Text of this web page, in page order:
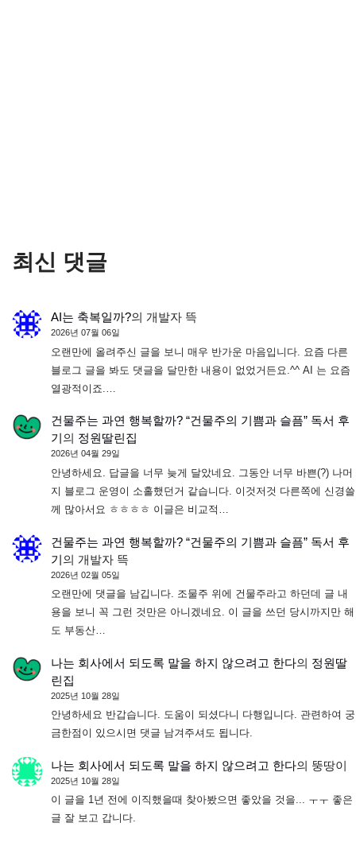
최신 댓글
AI는 축복일까?의 개발자 뜩
2026년 07월 06일
오랜만에 올려주신 글을 보니 매우 반가운 마음입니다. 요즘 다른
블로그 글을 봐도 댓글을 달만한 내용이 없었거든요.^^ AI 는 요즘
열광적이죠.…
건물주는 과연 행복할까? “건물주의 기쁨과 슬픔” 독서 후
기 의 정원딸린집
2026년 04월 29일
안녕하세요. 답글을 너무 늦게 달았네요. 그동안 너무 바쁜(?) 나머
지 블로그 운영이 소홀했던거 같습니다. 이것저것 다른쪽에 신경쓸
께 많아서요 ㅎㅎㅎㅎ 이글은 비교적…
건물주는 과연 행복할까? “건물주의 기쁨과 슬픔” 독서 후
기의 개발자 뜩
2026년 02월 05일
오랜만에 댓글을 남깁니다. 조물주 위에 건물주라고 하던데 글 내
용을 보니 꼭 그런 것만은 아니겠네요. 이 글을 쓰던 당시까지만 해
도 부동산…
나는 회사에서 되도록 말을 하지 않으려고 한다의 정원딸
린집
2025년 10월 28일
안녕하세요 반갑습니다. 도움이 되셨다니 다행입니다. 관련하여 궁
금한점이 있으시면 댓글 남겨주셔도 됩니다.
나는 회사에서 되도록 말을 하지 않으려고 한다의 뚱땅이
2025년 10월 28일
이 글을 1년 전에 이직했을때 찾아봤으면 좋았을 것을... ㅜㅜ 좋은
글 잘 보고 갑니다.